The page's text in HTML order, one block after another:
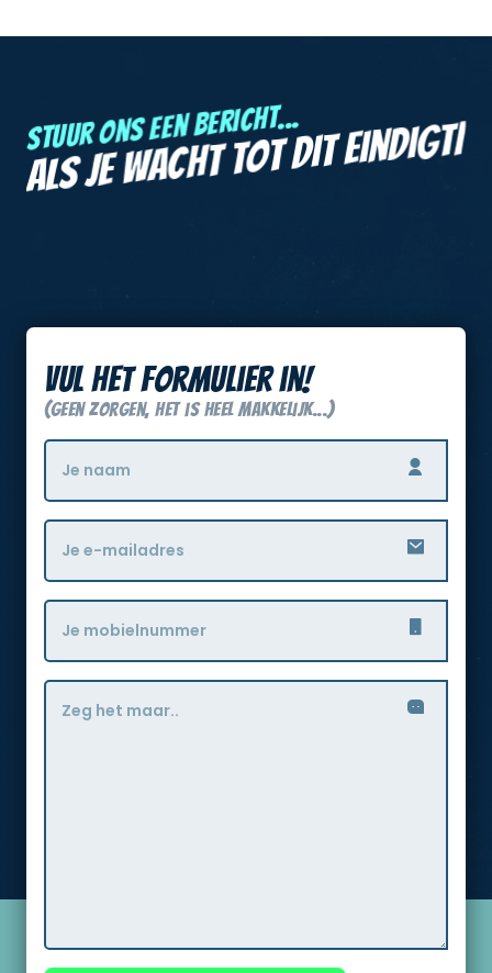
Stuur ons een bericht...
Als je wacht tot dit eindigt|
Vul het formulier in!
(Geen zorgen, het is heel makkelijk...)